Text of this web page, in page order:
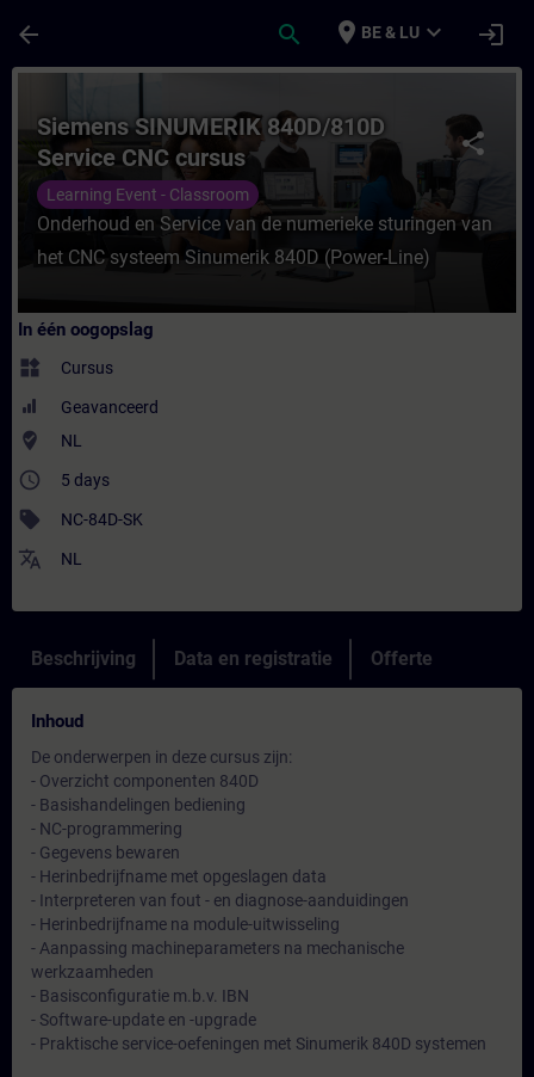
arrow_back search place BE & LU expand_more login
share
Siemens SINUMERIK 840D/810D
Service CNC cursus
Learning Event - Classroom
Onderhoud en Service van de numerieke sturingen van
het CNC systeem Sinumerik 840D (Power-Line)
In één oogopslag
widgets Cursus
Geavanceerd
where_to_vote NL
access_time 5 days
sell NC-84D-SK
translate NL
Beschrijving Data en registratie Offerte
Inhoud
De onderwerpen in deze cursus zijn:
- Overzicht componenten 840D
- Basishandelingen bediening
- NC-programmering
- Gegevens bewaren
- Herinbedrijfname met opgeslagen data
- Interpreteren van fout - en diagnose-aanduidingen
- Herinbedrijfname na module-uitwisseling
- Aanpassing machineparameters na mechanische
werkzaamheden
- Basisconfiguratie m.b.v. IBN
- Software-update en -upgrade
- Praktische service-oefeningen met Sinumerik 840D systemen